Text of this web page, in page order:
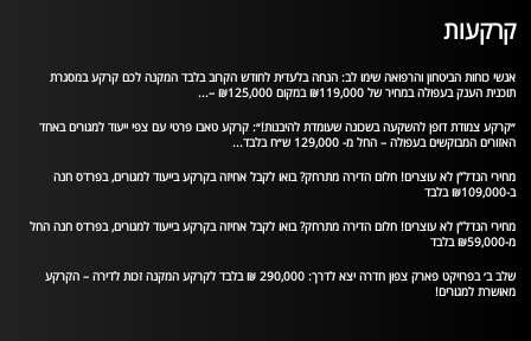
קרקעות
אנשי כוחות הביטחון והרפואה שימו לב: הנחה בלעדית לחודש הקרוב בלבד המקנה לכם קרקע במסגרת
תוכנית הענק בעפולה במחיר של ₪119,000 במקום ₪125,000 –...
״קרקע צמודת דופן להשקעה בשכונה שעומדת להיבנות!״: קרקע טאבו פרטי עם צפי ייעוד למגורים באחד
האזורים המבוקשים בעפולה – החל מ- 129,000 ש״ח בלבד...
מחירי הנדל”ן לא עוצרים! חלום הדירה מתרחק? בואו לקבל אחיזה בקרקע בייעוד למגורים, בפרדס חנה
ב-₪109,000 בלבד
מחירי הנדל”ן לא עוצרים! חלום הדירה מתרחק? בואו לקבל אחיזה בקרקע בייעוד למגורים, בפרדס חנה החל
מ-₪59,000 בלבד
שלב ב׳ בפרויקט פארק צפון חדרה יצא לדרך: 290,000 ₪ בלבד לקרקע המקנה זכות לדירה – הקרקע
מאושרת למגורים!